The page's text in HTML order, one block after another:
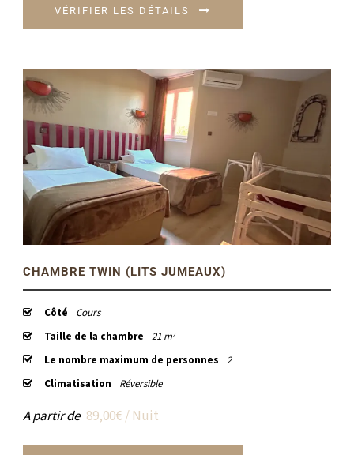
VÉRIFIER LES DÉTAILS
CHAMBRE TWIN (LITS JUMEAUX)
Côté
Cours
Taille de la chambre
21 m²
Le nombre maximum de personnes
2
Climatisation
Réversible
A partir de 89,00€ / Nuit